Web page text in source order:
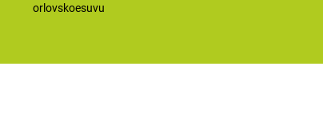
orlovskoesuvu